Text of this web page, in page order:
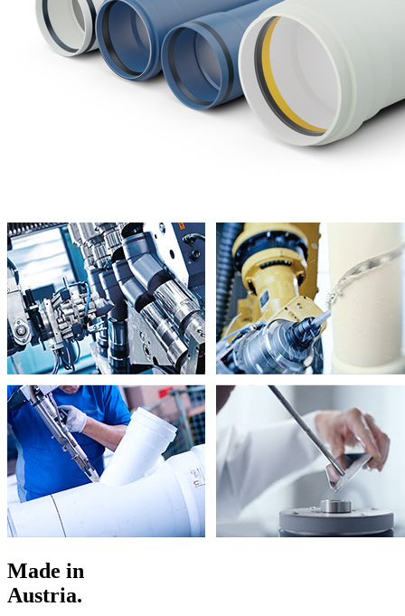
Made in
Austria.